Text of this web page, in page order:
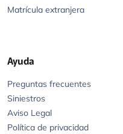
Preguntas frecuentes
Siniestros
Aviso Legal
Política de privacidad
Cookies